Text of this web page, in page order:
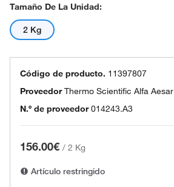
Tamaño De La Unidad:
2 Kg
Código de producto. 11397807
ProveedorThermo Scientific Alfa Aesar
N.º de proveedor 014243.A3
156.00€ / 2 Kg
Artículo restringido